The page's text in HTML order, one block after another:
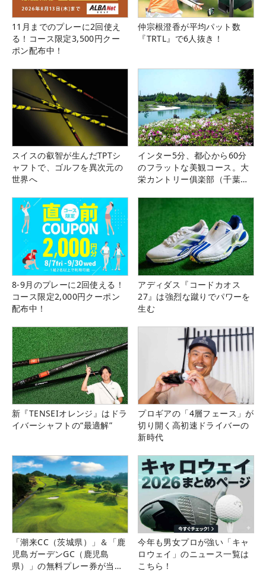
11月までのプレーに2回使え
る！コース限定3,500円クー
ポン配布中！
仲宗根澄香が平均パット数
『TRTL』で6人抜き！
スイスの叡智が生んだTPTシ
ャフトで、ゴルフを異次元の
世界へ
インター5分、都心から60分
のフラットな美観コース。大
栄カントリー俱楽部（千葉
8-9月のプレーに2回使える！
コース限定2,000円クーポン
配布中！
アディダス『コードカオス
27』は強烈な蹴りでパワーを
生む
新『TENSEIオレンジ』はドラ
イバーシャフトの“最適解”
プロギアの「4層フェース」が
切り開く高初速ドライバーの
新時代
「潮来CC（茨城県）」＆「鹿
児島ガーデンGC（鹿児島
県）」の無料プレー券が当た
今年も男女プロが強い「キャ
ロウェイ」のニュース一覧は
こちら！